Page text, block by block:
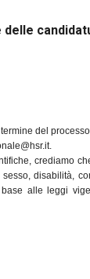
delle
del
crediamo
disabilità,
alle leggi